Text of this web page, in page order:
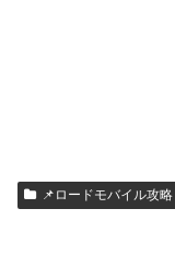
📌ロードモバイル攻略